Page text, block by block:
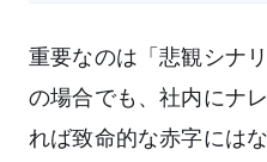
重要なのは「悲観シナ
の場合でも、社内にナ
れば致命的な赤字には